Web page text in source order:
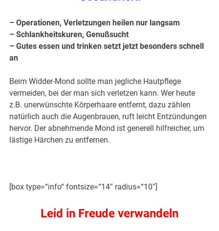
– Operationen, Verletzungen heilen nur langsam
– Schlankheitskuren, Genußsucht
– Gutes essen und trinken setzt jetzt besonders schnell
an
Beim Widder-Mond sollte man jegliche Hautpflege
vermeiden, bei der man sich verletzen kann. Wer heute
z.B. unerwünschte Körperhaare entfernt, dazu zählen
natürlich auch die Augenbrauen, ruft leicht Entzündungen
hervor. Der abnehmende Mond ist generell hilfreicher, um
lästige Härchen zu entfernen.
[box type=“info“ fontsize=“14″ radius=“10″]
Leid in Freude verwandeln